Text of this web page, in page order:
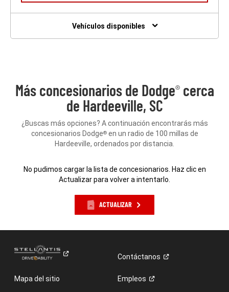
VENTANA
Vehículos disponibles
Más concesionarios de Dodge®cerca
de Hardeeville, SC
¿Buscas más opciones? A continuación encontrarás más
concesionarios Dodge®en un radio de 100 millas de
Hardeeville, ordenados por distancia.
No pudimos cargar la lista de concesionarios. Haz clic en
Actualizar para volver a intentarlo.
ACTUALIZAR
Contáctanos
Mapa del sitio Empleos